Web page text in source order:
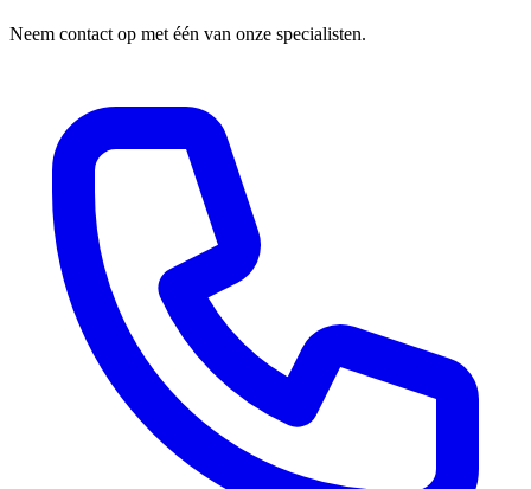
Neem contact op met één van onze specialisten.